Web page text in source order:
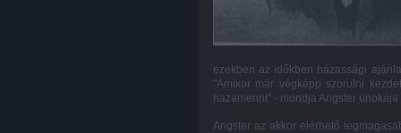
ezekben az időkben házassági
"Amikor már végképp szorulni
hazamenni" - mondja Angster unokája
Angster az akkor elérhető